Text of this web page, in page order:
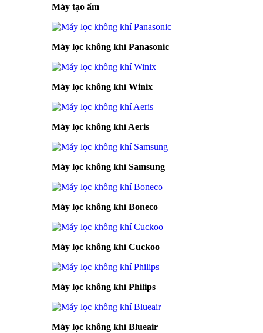
Máy tạo ẩm
Máy lọc không khí Panasonic
Máy lọc không khí Winix
Máy lọc không khí Aeris
Máy lọc không khí Samsung
Máy lọc không khí Boneco
Máy lọc không khí Cuckoo
Máy lọc không khí Philips
Máy lọc không khí Blueair